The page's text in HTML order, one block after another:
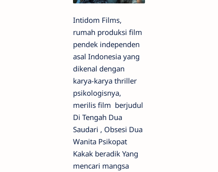
Intidom Films,
rumah produksi film
pendek independen
asal Indonesia yang
dikenal dengan
karya-karya thriller
psikologisnya,
merilis film berjudul
Di Tengah Dua
Saudari , Obsesi Dua
Wanita Psikopat
Kakak beradik Yang
mencari mangsa